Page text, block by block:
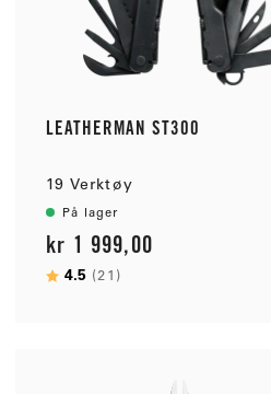
LEATHERMAN ST300
19 Verktøy
På lager
kr 1 999,00
Karakter:
4.5 (21)